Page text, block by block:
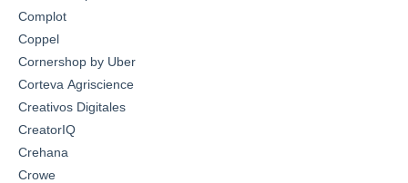
Complot
Coppel
Cornershop by Uber
Corteva Agriscience
Creativos Digitales
CreatorIQ
Crehana
Crowe